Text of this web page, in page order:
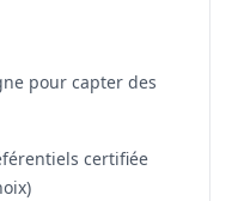
pour capter des
certifiée